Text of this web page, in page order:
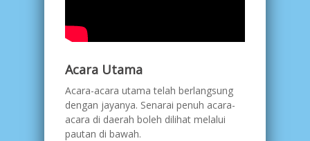
Acara Utama
Acara-acara utama telah berlangsung
dengan jayanya. Senarai penuh acara-
acara di daerah boleh dilihat melalui
pautan di bawah.